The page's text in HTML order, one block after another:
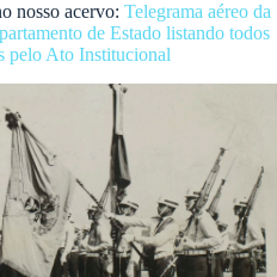
nosso acervo: Telegrama aéreo da
de Estado listando todos
pelo Ato Institucional